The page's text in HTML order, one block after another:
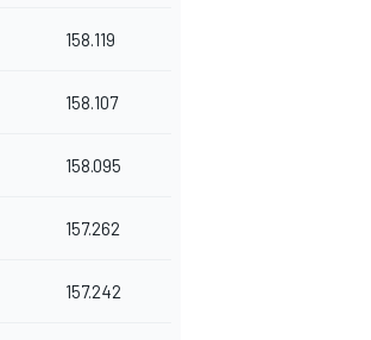
158.119
158.107
158.095
157.262
157.242